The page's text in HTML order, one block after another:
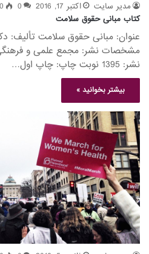
مدیر سایت اکتبر 17, 2016 0
کتاب مبانی حقوق سلامت
عنوان: مبانی حقوق سلامت تألیف:
نشر: 1395 نوبت چاپ: چاپ اول…
بیشتر بخوانید »